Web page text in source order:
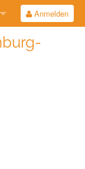
Anmelden